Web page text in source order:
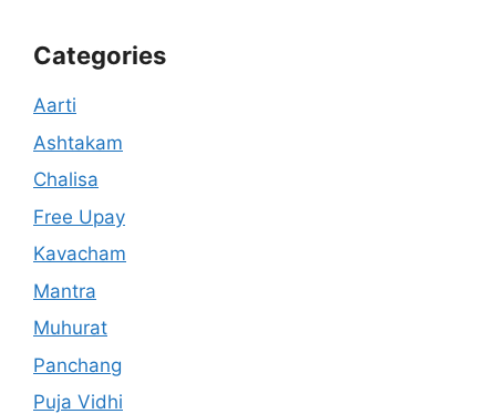
Categories
Aarti
Ashtakam
Chalisa
Free Upay
Kavacham
Mantra
Muhurat
Panchang
Puja Vidhi